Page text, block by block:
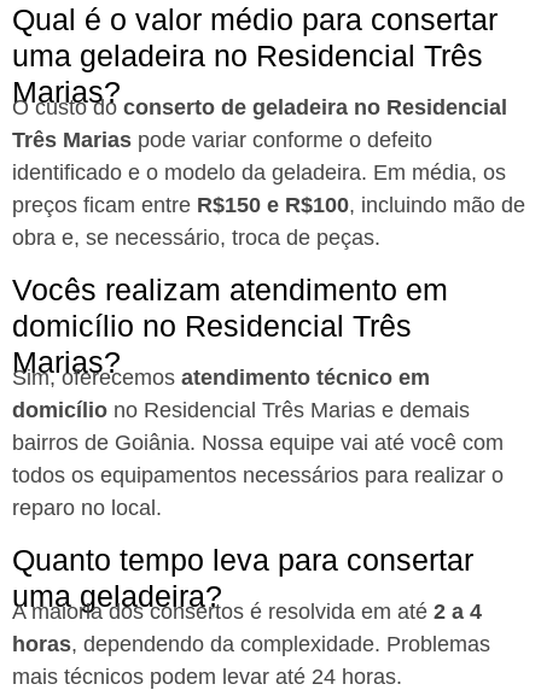
Qual é o valor médio para consertar
uma geladeira no Residencial Três
Marias?
O custo do conserto de geladeira no Residencial
Três Marias pode variar conforme o defeito
identificado e o modelo da geladeira. Em média, os
preços ficam entre R$150 e R$100, incluindo mão de
obra e, se necessário, troca de peças.
Vocês realizam atendimento em
domicílio no Residencial Três
Marias?
Sim, oferecemos atendimento técnico em
domicílio no Residencial Três Marias e demais
bairros de Goiânia. Nossa equipe vai até você com
todos os equipamentos necessários para realizar o
reparo no local.
Quanto tempo leva para consertar
uma geladeira?
A maioria dos consertos é resolvida em até 2 a 4
horas, dependendo da complexidade. Problemas
mais técnicos podem levar até 24 horas.